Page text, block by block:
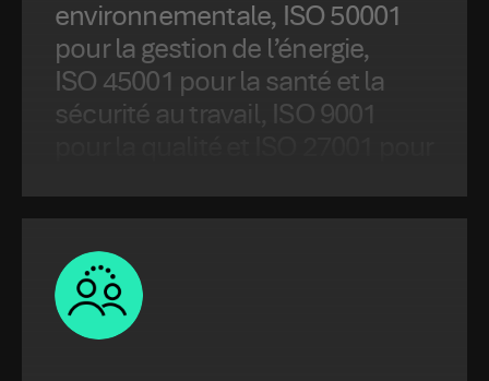
environnementale, ISO 50001
pour la gestion de l’énergie,
ISO 45001 pour la santé et la
sécurité au travail, ISO 9001